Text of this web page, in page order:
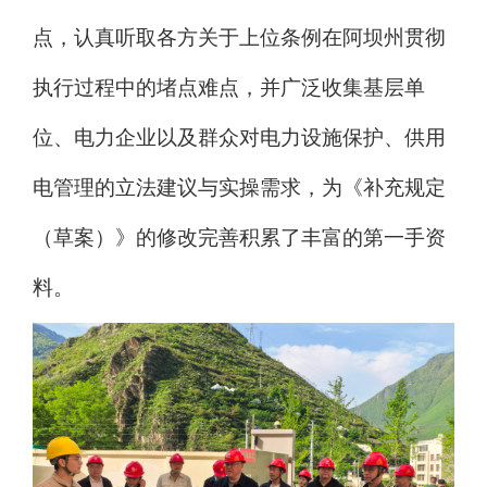
点，认真听取各方关于上位条例在阿坝州贯彻
执行过程中的堵点难点，并广泛收集基层单
位、电力企业以及群众对电力设施保护、供用
电管理的立法建议与实操需求，为 《补充规定
（草案）》的修改完善积累了丰富的第一手资
料。